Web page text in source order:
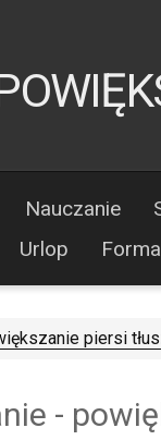
Nauczanie
Urlop Forma
piersi
-